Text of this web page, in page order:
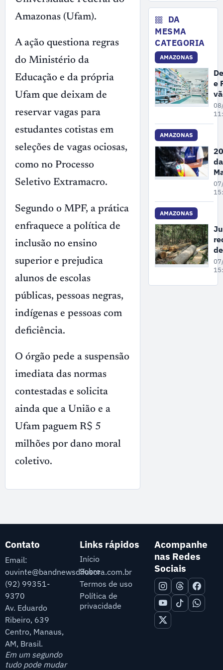
Amazonas (Ufam).
A ação questiona regras
do Ministério da
Educação e da própria
Ufam que deixam de
reservar vagas para
estudantes cotistas em
seleções de vagas ociosas,
como no Processo
Seletivo Extramacro.
Segundo o MPF, a prática
enfraquece a política de
inclusão no ensino
superior e prejudica
alunos de escolas
públicas, pessoas negras,
indígenas e pessoas com
deficiência.
O órgão pede a suspensão
imediata das normas
contestadas e solicita
ainda que a União e a
Ufam paguem R$ 5
milhões por dano moral
coletivo.
de
DA
MESMA
CATEGORIA
AMAZONAS
e
e
AMAZONAS
de
AMAZONAS
Contato
Email:
ouvinte@bandnewsdifusora.com.br
(92) 99351-
9370
Av. Eduardo
Ribeiro, 639
Centro, Manaus,
AM, Brasil.
Em um segundo
tudo pode mudar
Links rápidos
Início
Sobre
Termos de uso
Política de
privacidade
Acompanhe
nas Redes
Sociais